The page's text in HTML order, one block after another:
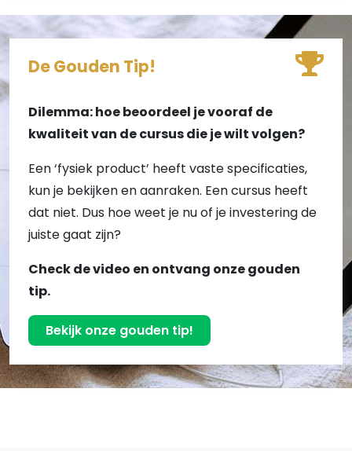
De Gouden Tip!
Dilemma: hoe beoordeel je vooraf de
kwaliteit van de cursus die je wilt volgen?
Een ‘fysiek product’ heeft vaste specificaties,
kun je bekijken en aanraken. Een cursus heeft
dat niet. Dus hoe weet je nu of je investering de
juiste gaat zijn?
Check de video en ontvang onze gouden
tip.
Bekijk onze gouden tip!